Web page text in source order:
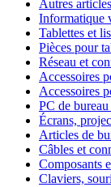
Autres
Informatique
Tablettes et
Pièces pour
Réseau et
Accessoires
Accessoires
PC de
Écrans,
Articles de
Câbles et
Composants
Claviers,